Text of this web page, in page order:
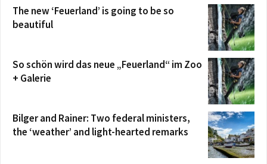
The new ‘Feuerland’ is going to be so
beautiful
So schön wird das neue „Feuerland“ im Zoo
+ Galerie
Bilger and Rainer: Two federal ministers,
the ‘weather’ and light-hearted remarks